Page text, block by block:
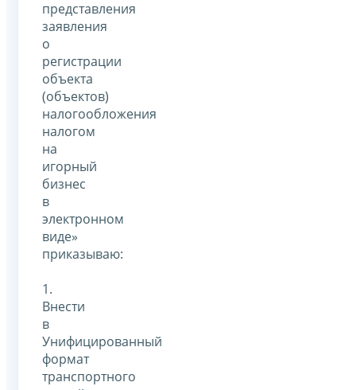
представления
заявления
о
регистрации
объекта
(объектов)
налогообложения
налогом
на
игорный
бизнес
в
электронном
виде»
приказываю:
1.
Внести
в
Унифицированный
формат
транспортного